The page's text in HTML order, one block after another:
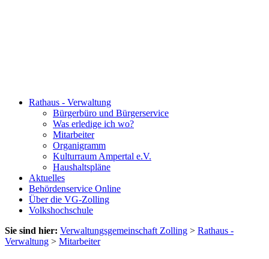
Rathaus - Verwaltung
Bürgerbüro und Bürgerservice
Was erledige ich wo?
Mitarbeiter
Organigramm
Kulturraum Ampertal e.V.
Haushaltspläne
Aktuelles
Behördenservice Online
Über die VG-Zolling
Volkshochschule
Sie sind hier: Verwaltungsgemeinschaft Zolling > Rathaus -
Verwaltung > Mitarbeiter